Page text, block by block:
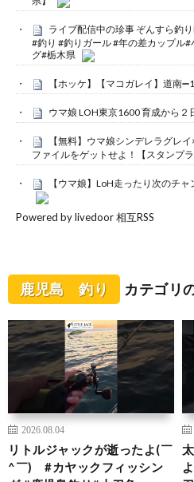
ライブ配信中の珍事 ぞんすら釣
#釣り #釣りガール #年の差カップル
グ#栃木県
【ホッケ】【マコガレイ】道南
ウマ娘 LOH東京1600 育成から
【無料】ウマ娘シンデレラグレ
ファイルをゲットせよ！【スタンプラ
【ウマ娘】LoH走ったり次のチ
Powered by livedoor 相互RSS
鹿児島 釣り カテゴリ
2026.08.04
リトルジャックが逝ったよ(￣
^￣)ゞ#カヤックフィッシン